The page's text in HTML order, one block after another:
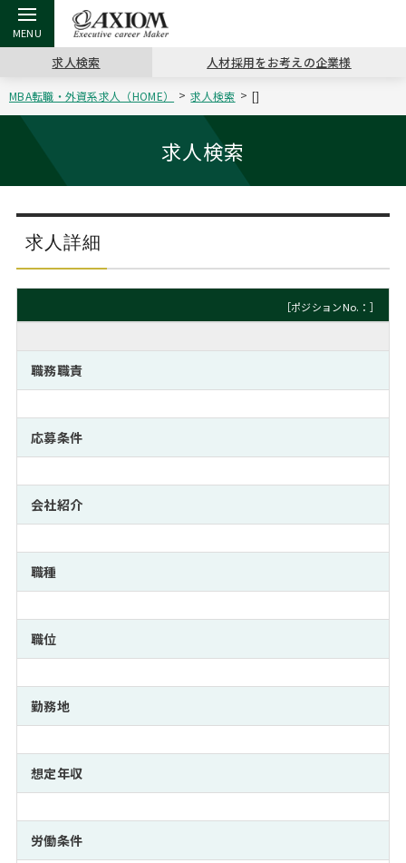
戻る
アクシアムの特長
コンサ
サービス案内 キャリ
コンサルタントの紹介
戻る
キャリア支援 TOP
キャリアデザイン講座
（最新求人市場動向）
MBAの
おわり
ステージ別アドバイス
MBA留学生数の推移
日本か
インターン受入企業一覧
MBAを生かす求人特集
年齢と年収の相関図
戻る
転職ツール TOP
英文レジュメの書き方 パワー
職務経歴書の書き方
よくある面接Q&A集
外資系／面接攻略のコツ
戻る
転職コラム TOP
“展”職相談室
転職市場の明日をよめ
転職成功への4つの鍵
キャリアに効く一冊
注目企業インタビュー
戻る
イベント・セミナー TOP
ジョブフェア
キャリアデザインセミナー
キャリアフォーラム
プロ経営者の特別セミナー
Career Talk Live
MBA NETWORKING
戻る
会社概要 TOP
沿革
主なクライアント
採用情報
パブリシティ
ニュースリリース
求人検索 人材採用をお考えの企業様
MBA転職・外資系求人（HOME） 求人検索 []
求人検索
求人詳細
［ポジションNo.：］
職務職責
応募条件
会社紹介
職種
職位
勤務地
想定年収
労働条件